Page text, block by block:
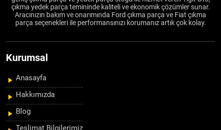
çıkma yedek parça temininde kaliteli ve ekonomik çözümler sunar.
Aracınızın bakım ve onarımında Ford çıkma parça ve Fiat çıkma
parça seçenekleri ile performansınızı korumanız artık çok kolay.
Kurumsal
Anasayfa
Hakkımızda
Blog
Teslimat Bilgilerimiz